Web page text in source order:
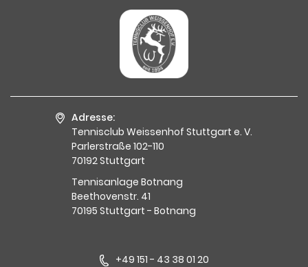
Adresse:
Tennisclub Weissenhof Stuttgart e. V.
Parlerstraße 102-110
70192 Stuttgart
Tennisanlage Botnang
Beethovenstr. 41
70195 Stuttgart - Botnang
+49 151 - 43 38 01 20